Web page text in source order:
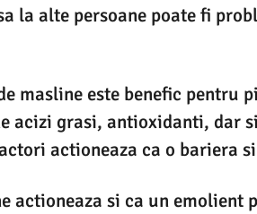
la alte persoane poate fi
masline este benefic pentru
acizi grasi, antioxidanti, dar
actioneaza ca o bariera
actioneaza si ca un emolient